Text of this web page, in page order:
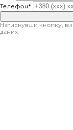
Телефон*
Натиснувши кнопку,
даних